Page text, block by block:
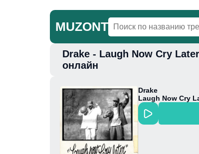
MUZONT
Главная
Drake - Laugh Now Cry
онлайн
Drake
Laugh Now Cry